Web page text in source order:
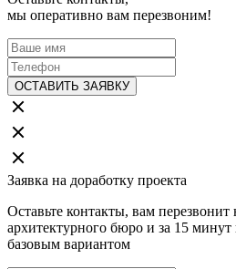
мы оперативно вам перезвоним!
ОСТАВИТЬ ЗАЯВКУ
Заявка на доработку проекта
Оставьте контакты, вам
архитектурного бюро и за 15
базовым вариантом